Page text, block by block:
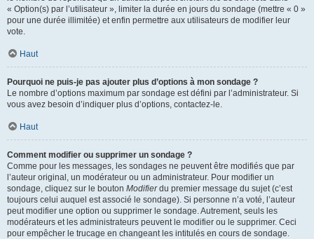
« Option(s) par l’utilisateur », limiter la durée en jours du sondage (mettre « 0 »
pour une durée illimitée) et enfin permettre aux utilisateurs de modifier leur
vote.
Haut
Pourquoi ne puis-je pas ajouter plus d’options à mon sondage ?
Le nombre d’options maximum par sondage est défini par l’administrateur. Si
vous avez besoin d’indiquer plus d’options, contactez-le.
Haut
Comment modifier ou supprimer un sondage ?
Comme pour les messages, les sondages ne peuvent être modifiés que par
l’auteur original, un modérateur ou un administrateur. Pour modifier un
sondage, cliquez sur le bouton Modifierdu premier message du sujet (c’est
toujours celui auquel est associé le sondage). Si personne n’a voté, l’auteur
peut modifier une option ou supprimer le sondage. Autrement, seuls les
modérateurs et les administrateurs peuvent le modifier ou le supprimer. Ceci
pour empêcher le trucage en changeant les intitulés en cours de sondage.